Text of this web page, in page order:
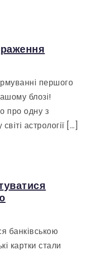
першого
блозі!
про одну з
астрології […]
банківською
картки стали